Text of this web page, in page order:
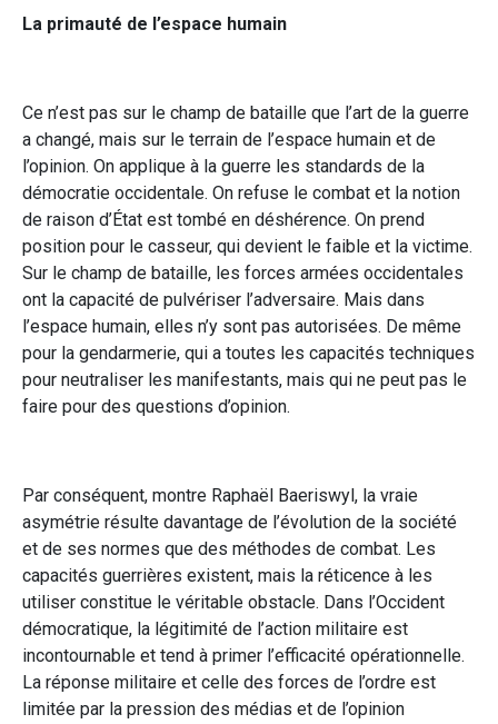
La primauté de l’espace humain
Ce n’est pas sur le champ de bataille que l’art de la guerre
a changé, mais sur le terrain de l’espace humain et de
l’opinion. On applique à la guerre les standards de la
démocratie occidentale. On refuse le combat et la notion
de raison d’État est tombé en déshérence. On prend
position pour le casseur, qui devient le faible et la victime.
Sur le champ de bataille, les forces armées occidentales
ont la capacité de pulvériser l’adversaire. Mais dans
l’espace humain, elles n’y sont pas autorisées. De même
pour la gendarmerie, qui a toutes les capacités techniques
pour neutraliser les manifestants, mais qui ne peut pas le
faire pour des questions d’opinion.
Par conséquent, montre Raphaël Baeriswyl, la vraie
asymétrie résulte davantage de l’évolution de la société
et de ses normes que des méthodes de combat. Les
capacités guerrières existent, mais la réticence à les
utiliser constitue le véritable obstacle. Dans l’Occident
démocratique, la légitimité de l’action militaire est
incontournable et tend à primer l’efficacité opérationnelle.
La réponse militaire et celle des forces de l’ordre est
limitée par la pression des médias et de l’opinion